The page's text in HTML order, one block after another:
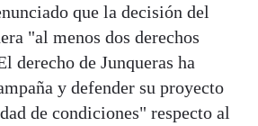
que la decisión del
"al menos dos derechos
derecho de Junqueras ha
y defender su proyecto
de condiciones" respecto al